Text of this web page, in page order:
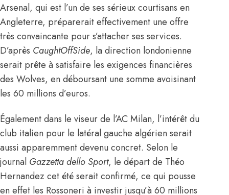
Arsenal, qui est l’un de ses sérieux courtisans en
Angleterre, préparerait effectivement une offre
très convaincante pour s’attacher ses services.
D’après CaughtOffSide, la direction londonienne
serait prête à satisfaire les exigences financières
des Wolves, en déboursant une somme avoisinant
les 60 millions d’euros.
Égalementdans le viseur de l’AC Milan, l’intérêt du
club italien pour le latéral gauche algérien serait
aussi apparemment devenu concret. Selon le
journal Gazzetta dello Sport, le départ de Théo
Hernandez cet été serait confirmé, ce qui pousse
en effet les Rossoneri à investir jusqu’à 60 millions